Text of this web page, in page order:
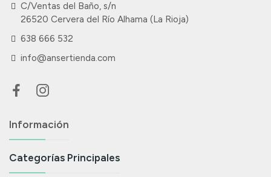
C/Ventas del Baño, s/n
26520 Cervera del Río Alhama (La Rioja)
638 666 532
info@ansertienda.com
Información
Categorías Principales